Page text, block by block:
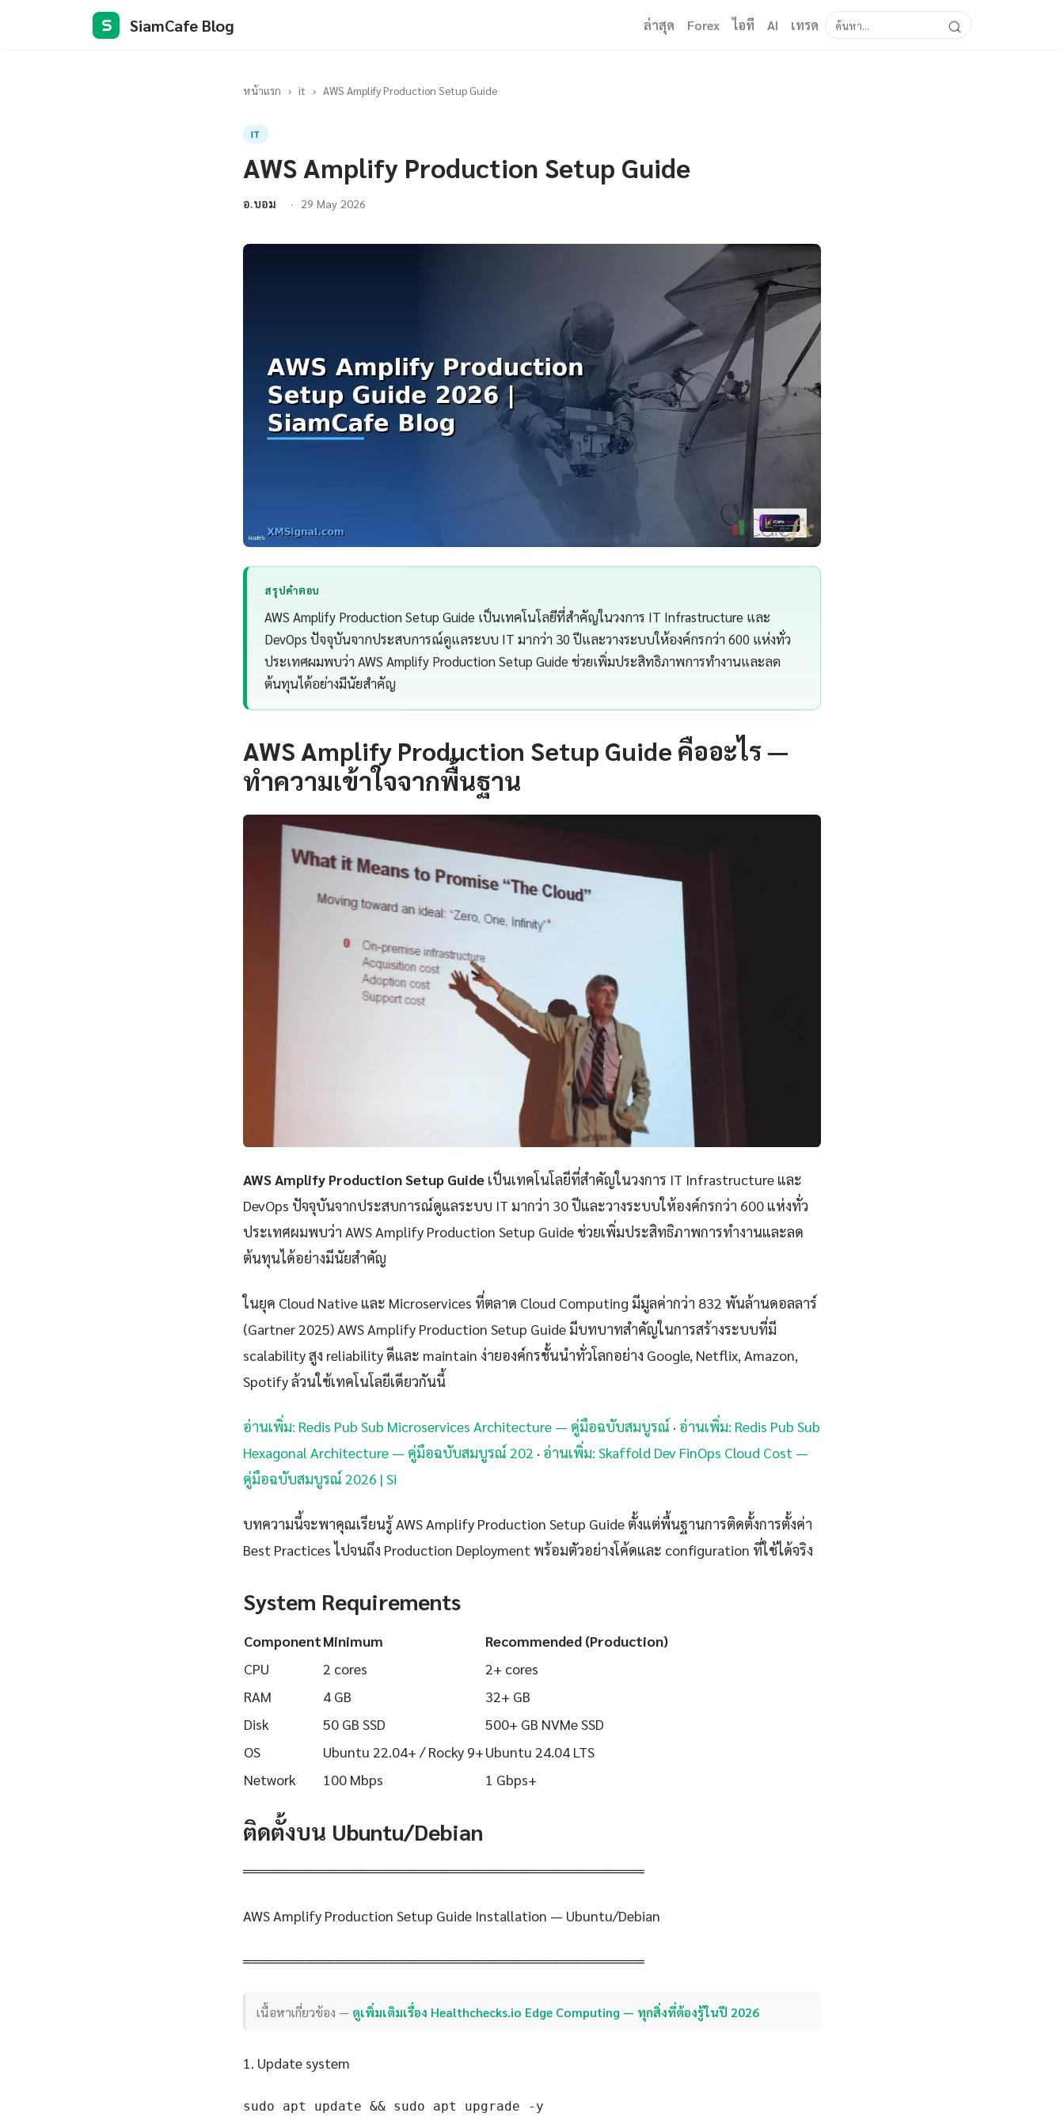
S SiamCafe Blog ล่าสุด Forex ไอที AI เทรด
หน้าแรก › it › AWS Amplify Production Setup Guide
IT
AWS Amplify Production Setup Guide
อ.บอม 29 May 2026
สรุปคำตอบ
AWS Amplify Production Setup Guide เป็นเทคโนโลยีที่สำคัญในวงการ IT Infrastructure และ
DevOps ปัจจุบันจากประสบการณ์ดูแลระบบ IT มากว่า 30 ปีและวางระบบให้องค์กรกว่า 600 แห่งทั่ว
ประเทศผมพบว่า AWS Amplify Production Setup Guide ช่วยเพิ่มประสิทธิภาพการทำงานและลด
ต้นทุนได้อย่างมีนัยสำคัญ
AWS Amplify Production Setup Guide คืออะไร —
ทำความเข้าใจจากพื้นฐาน
AWS Amplify Production Setup Guide เป็นเทคโนโลยีที่สำคัญในวงการ IT Infrastructure และ
DevOps ปัจจุบันจากประสบการณ์ดูแลระบบ IT มากว่า 30 ปีและวางระบบให้องค์กรกว่า 600 แห่งทั่ว
ประเทศผมพบว่า AWS Amplify Production Setup Guide ช่วยเพิ่มประสิทธิภาพการทำงานและลด
ต้นทุนได้อย่างมีนัยสำคัญ
ในยุค Cloud Native และ Microservices ที่ตลาด Cloud Computing มีมูลค่ากว่า 832 พันล้านดอลลาร์
(Gartner 2025) AWS Amplify Production Setup Guide มีบทบาทสำคัญในการสร้างระบบที่มี
scalability สูง reliability ดีและ maintain ง่ายองค์กรชั้นนำทั่วโลกอย่าง Google, Netflix, Amazon,
Spotify ล้วนใช้เทคโนโลยีเดียวกันนี้
อ่านเพิ่ม: Redis Pub Sub Microservices Architecture — คู่มือฉบับสมบูรณ์ · อ่านเพิ่ม: Redis Pub Sub
Hexagonal Architecture — คู่มือฉบับสมบูรณ์ 202 · อ่านเพิ่ม: Skaffold Dev FinOps Cloud Cost —
คู่มือฉบับสมบูรณ์ 2026 | Si
บทความนี้จะพาคุณเรียนรู้ AWS Amplify Production Setup Guide ตั้งแต่พื้นฐานการติดตั้งการตั้งค่า
Best Practices ไปจนถึง Production Deployment พร้อมตัวอย่างโค้ดและ configuration ที่ใช้ได้จริง
System Requirements
ComponentMinimum
Recommended (Production)
CPU
2 cores
2+ cores
RAM
4 GB
32+ GB
Disk
50 GB SSD
500+ GB NVMe SSD
OS
Ubuntu 22.04+ / Rocky 9+Ubuntu 24.04 LTS
Network
100 Mbps 1 Gbps+
ติดตั้งบน Ubuntu/Debian
═══════════════════════════════════════
AWS Amplify Production Setup Guide Installation — Ubuntu/Debian
═══════════════════════════════════════
เนื้อหาเกี่ยวข้อง — ดูเพิ่มเติมเรื่อง Healthchecks.io Edge Computing — ทุกสิ่งที่ต้องรู้ในปี 2026
1. Update system
sudo apt update && sudo apt upgrade -y